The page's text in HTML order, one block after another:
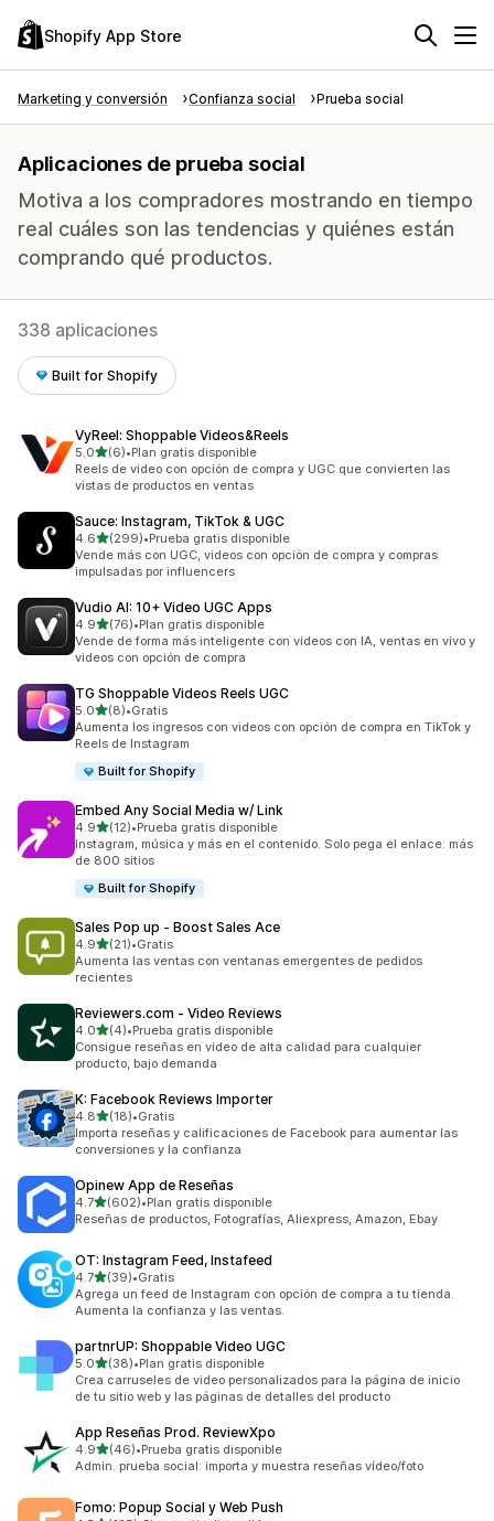
Shopify App Store
Marketing y conversión Confianza social Prueba social
Aplicaciones de prueba social
Motiva a los compradores mostrando en tiempo
real cuáles son las tendencias y quiénes están
comprando qué productos.
338 aplicaciones
Built for Shopify
VyReel: Shoppable Videos&Reels
5.0de 5 estrellas
(6)
6 reseñas en total
•Plan gratis disponible
Reels de video con opción de compra y UGC que convierten las
vistas de productos en ventas
Sauce: Instagram, TikTok & UGC
4.6de 5 estrellas
(299)
299 reseñas en total
•Prueba gratis disponible
Vende más con UGC, videos con opción de compra y compras
impulsadas por influencers
Vudio AI: 10+ Video UGC Apps
4.9de 5 estrellas
(76)
76 reseñas en total
•Plan gratis disponible
Vende de forma más inteligente con videos con IA, ventas en vivo y
videos con opción de compra
TG Shoppable Videos Reels UGC
5.0de 5 estrellas
(8)
8 reseñas en total
•Gratis
Aumenta los ingresos con videos con opción de compra en TikTok y
Reels de Instagram
Built for Shopify
Embed Any Social Media w/ Link
4.9de 5 estrellas
(12)
12 reseñas en total
•Prueba gratis disponible
Instagram, música y más en el contenido. Solo pega el enlace: más
de 800 sitios
Built for Shopify
Sales Pop up ‑ Boost Sales Ace
4.9de 5 estrellas
(21)
21 reseñas en total
•Gratis
Aumenta las ventas con ventanas emergentes de pedidos
recientes
Reviewers.com ‑ Video Reviews
4.0de 5 estrellas
(4)
4 reseñas en total
•Prueba gratis disponible
Consigue reseñas en video de alta calidad para cualquier
producto, bajo demanda
K: Facebook Reviews Importer
4.8de 5 estrellas
(18)
18 reseñas en total
•Gratis
Importa reseñas y calificaciones de Facebook para aumentar las
conversiones y la confianza
Opinew App de Reseñas
4.7de 5 estrellas
(602)
602 reseñas en total
•Plan gratis disponible
Reseñas de productos, Fotografías, Aliexpress, Amazon, Ebay
OT: Instagram Feed, Instafeed
4.7de 5 estrellas
(39)
39 reseñas en total
•Gratis
Agrega un feed de Instagram con opción de compra a tu tienda.
Aumenta la confianza y las ventas.
partnrUP: Shoppable Video UGC
5.0de 5 estrellas
(38)
38 reseñas en total
•Plan gratis disponible
Crea carruseles de video personalizados para la página de inicio
de tu sitio web y las páginas de detalles del producto
App Reseñas Prod. ReviewXpo
4.9de 5 estrellas
(46)
46 reseñas en total
•Prueba gratis disponible
Admin. prueba social: importa y muestra reseñas vídeo/foto
Fomo: Popup Social y Web Push